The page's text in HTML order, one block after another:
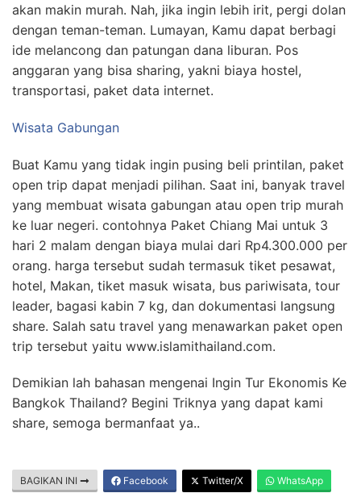
akan makin murah. Nah, jika ingin lebih irit, pergi dolan
dengan teman-teman. Lumayan, Kamu dapat berbagi
ide melancong dan patungan dana liburan. Pos
anggaran yang bisa sharing, yakni biaya hostel,
transportasi, paket data internet.
Wisata Gabungan
Buat Kamu yang tidak ingin pusing beli printilan, paket
open trip dapat menjadi pilihan. Saat ini, banyak travel
yang membuat wisata gabungan atau open trip murah
ke luar negeri. contohnya Paket Chiang Mai untuk 3
hari 2 malam dengan biaya mulai dari Rp4.300.000 per
orang. harga tersebut sudah termasuk tiket pesawat,
hotel, Makan, tiket masuk wisata, bus pariwisata, tour
leader, bagasi kabin 7 kg, dan dokumentasi langsung
share. Salah satu travel yang menawarkan paket open
trip tersebut yaitu www.islamithailand.com.
Demikian lah bahasan mengenai Ingin Tur Ekonomis Ke
Bangkok Thailand? Begini Triknya yang dapat kami
share, semoga bermanfaat ya..
BAGIKAN INI Facebook Twitter/X WhatsApp